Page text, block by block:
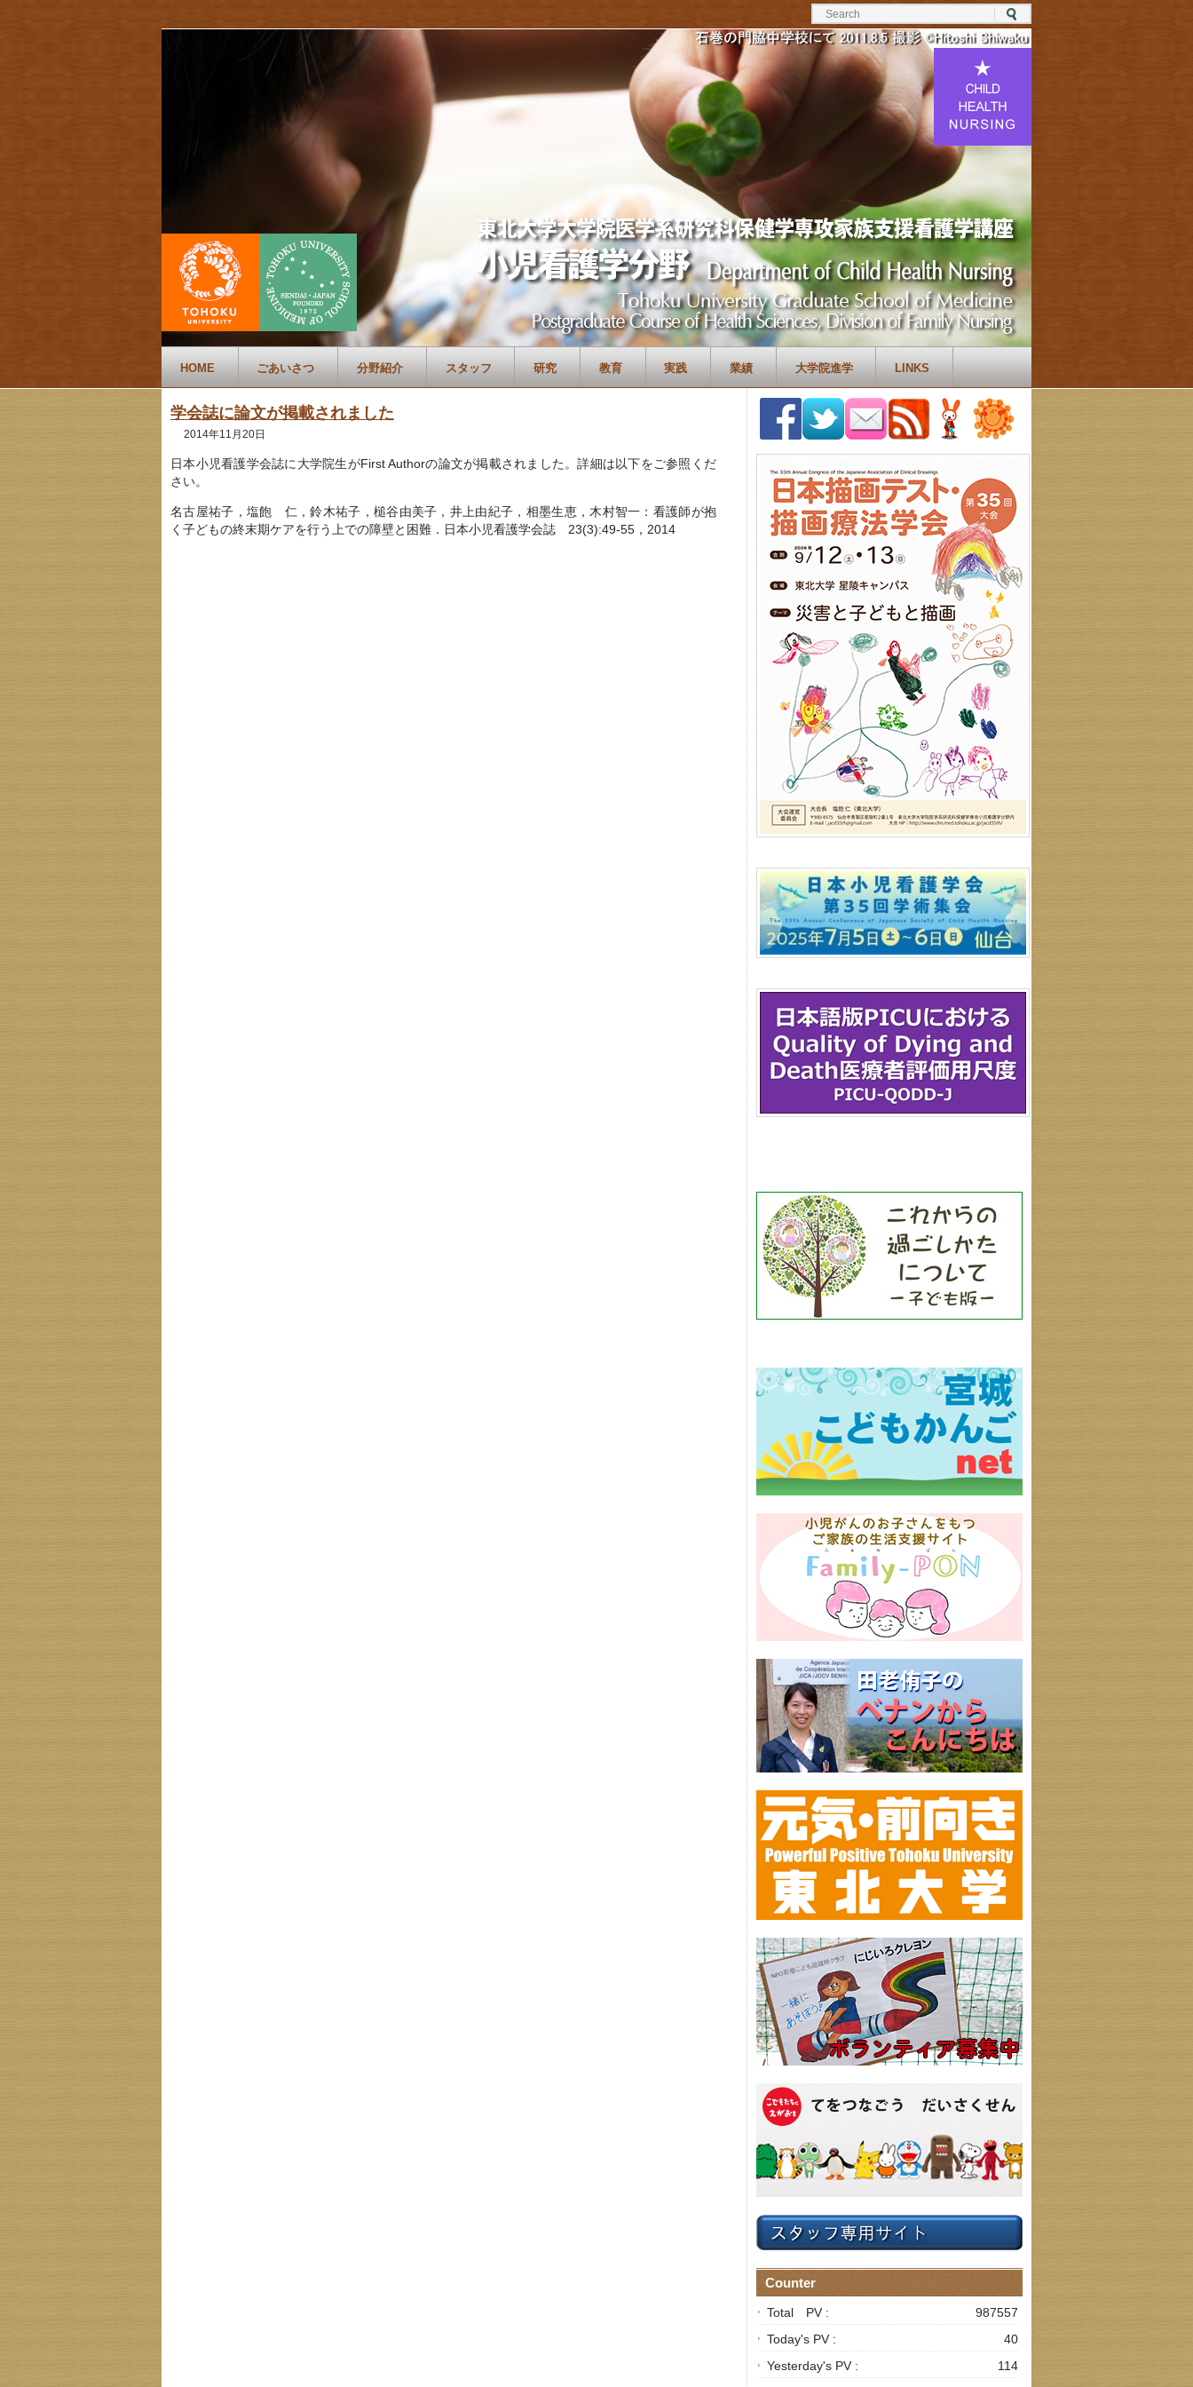
HOME ごあいさつ 分野紹介 スタッフ 研究 教育 実践 業績 大学院進学 LINKS
学会誌に論文が掲載されました
2014年11月20日
日本小児看護学会誌に大学院生がFirst Authorの論文が掲載されました。詳細は以下をご参照くだ
さい。
名古屋祐子，塩飽 仁，鈴木祐子，槌谷由美子，井上由紀子，相墨生恵，木村智一：看護師が抱
く子どもの終末期ケアを行う上での障壁と困難．日本小児看護学会誌 23(3):49-55，2014
Counter
987557
Total PV :
40
Today's PV :
114
Yesterday's PV :